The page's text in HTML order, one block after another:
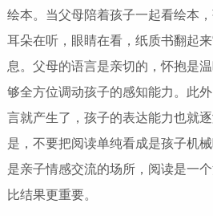
绘本。当父母陪着孩子一起看绘本
耳朵在听，眼睛在看，纸质书翻起
息。父母的语言是亲切的，怀抱是
够全方位调动孩子的感知能力。此
言就产生了，孩子的表达能力也就
是，不要把阅读单纯看成是孩子机
是亲子情感交流的场所，阅读是一
比结果更重要。